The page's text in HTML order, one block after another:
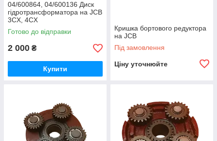
04/600864, 04/600136 Диск
гідротрансформатора на JCB
3CX, 4CX
Готово до відправки
2 000 ₴
Купити
Кришка бортового редуктора
на JCB
Під замовлення
Ціну уточнюйте